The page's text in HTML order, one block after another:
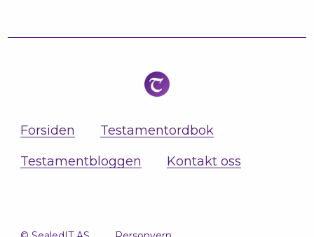
Forsiden Testamentordbok
Testamentbloggen Kontakt oss